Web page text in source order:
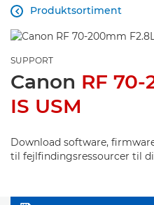
Produktsortiment

SUPPORT
Canon RF 70-
IS USM
Download software,
til fejlfindingsressourcer til